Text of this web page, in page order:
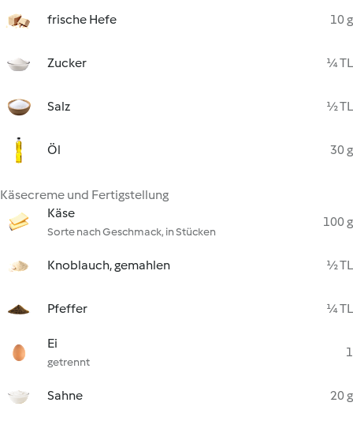
frische Hefe 10 g
Zucker ¼ TL
Salz ½ TL
Öl 30 g
Käsecreme und Fertigstellung
Käse
Sorte nach Geschmack, in Stücken
100 g
Knoblauch, gemahlen ½ TL
Pfeffer ¼ TL
Ei
getrennt
1
Sahne 20 g